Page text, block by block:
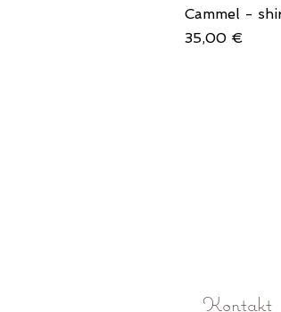
Cammel -
Price
35,00 €
Kontakt